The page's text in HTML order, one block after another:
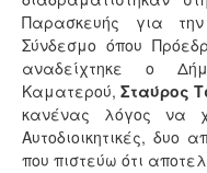
Παρασκευής για
Σύνδεσμο όπου
αναδείχτηκε ο
Καματερού,Σταύρος
κανένας λόγος να
Αυτοδιοικητικές,
που πιστεύω ότι